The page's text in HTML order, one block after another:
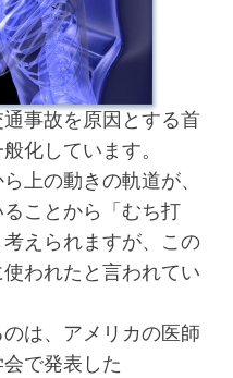
事故を原因とする首
化しています。
上の動きの軌道が、
ことから「むち打
えられますが、この
われたと言われてい
は、アメリカの医師
で発表した